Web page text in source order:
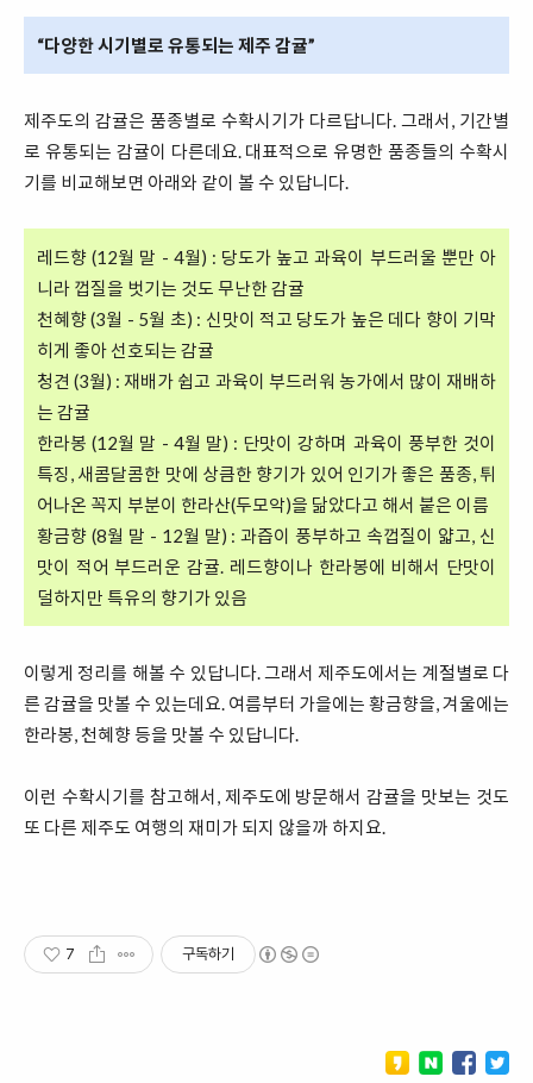
“다양한 시기별로 유통되는 제주 감귤”
제주도의 감귤은 품종별로 수확시기가 다르답니다. 그래서, 기간별
로 유통되는 감귤이 다른데요. 대표적으로 유명한 품종들의 수확시
기를 비교해보면 아래와 같이 볼 수 있답니다.
레드향 (12월 말 - 4월) : 당도가 높고 과육이 부드러울 뿐만 아
니라 껍질을 벗기는 것도 무난한 감귤
천혜향 (3월 - 5월 초) : 신맛이 적고 당도가 높은 데다 향이 기막
히게 좋아 선호되는 감귤
청견 (3월) : 재배가 쉽고 과육이 부드러워 농가에서 많이 재배하
는 감귤
한라봉 (12월 말 - 4월 말) : 단맛이 강하며 과육이 풍부한 것이
특징, 새콤달콤한 맛에 상큼한 향기가 있어 인기가 좋은 품종, 튀
어나온 꼭지 부분이 한라산(두모악)을 닮았다고 해서 붙은 이름
황금향 (8월 말 - 12월 말) : 과즙이 풍부하고 속껍질이 얇고, 신
맛이 적어 부드러운 감귤. 레드향이나 한라봉에 비해서 단맛이
덜하지만 특유의 향기가 있음
이렇게 정리를 해볼 수 있답니다. 그래서 제주도에서는 계절별로 다
른 감귤을 맛볼 수 있는데요. 여름부터 가을에는 황금향을, 겨울에는
한라봉, 천혜향 등을 맛볼 수 있답니다.
이런 수확시기를 참고해서, 제주도에 방문해서 감귤을 맛보는 것도
또 다른 제주도 여행의 재미가 되지 않을까 하지요.
7 구독하기